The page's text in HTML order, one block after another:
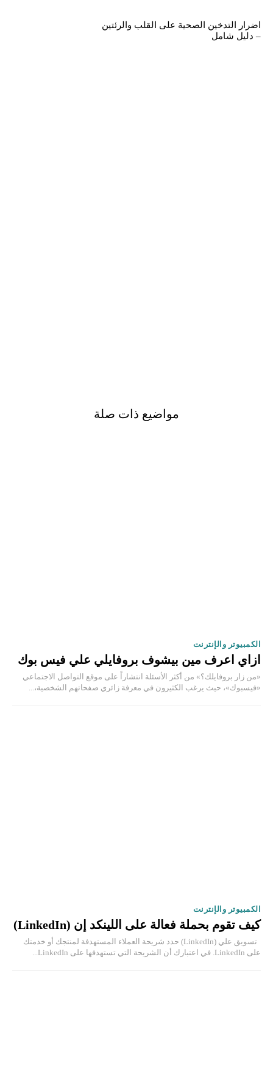
اضرار التدخين الصحية على القلب والرئتين
– دليل شامل
مواضيع ذات صلة
الكمبيوتر والإنترنت
ازاي اعرف مين بيشوف بروفايلي علي فيس بوك
«من زار بروفايلك؟» من أكثر الأسئلة انتشاراً على موقع التواصل الاجتماعي
«فيسبوك»، حيث يرغب الكثيرون في معرفة زائري صفحاتهم الشخصية،...
الكمبيوتر والإنترنت
كيف تقوم بحملة فعالة على اللينكد إن (LinkedIn)
تسويق علي (LinkedIn) حدد شريحة العملاء المستهدفة لمنتجك أو خدمتك
على LinkedIn. في اعتبارك أن الشريحة التي تستهدفها على LinkedIn...